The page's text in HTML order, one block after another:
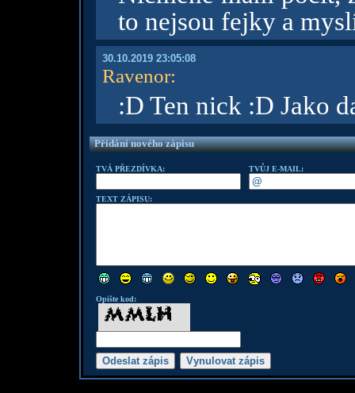
to nejsou fejky a
30.10.2019 23:05:08
Ravenor:
:D Ten nick :D Jako
Přidání nového zápisu
TVÁ PŘEZDÍVKA: TVŮJ E-MAIL:
TEXT ZÁPISU:
Opište kod: